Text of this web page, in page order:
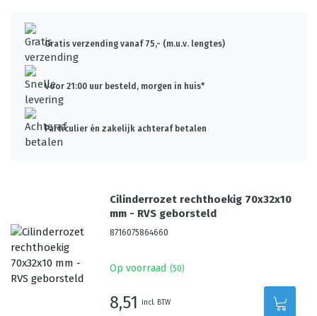
Gratis verzending vanaf 75,- (m.u.v. lengtes)
Voor 21:00 uur besteld, morgen in huis*
Particulier én zakelijk achteraf betalen
Cilinderrozet rechthoekig 70x32x10
mm - RVS geborsteld
8716075864660
Op voorraad (50)
8,51 incl. BTW